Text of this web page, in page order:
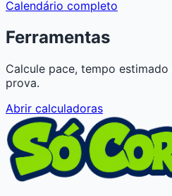
Calendário completo
Ferramentas
Calcule pace, tempo
prova.
Abrir calculadoras